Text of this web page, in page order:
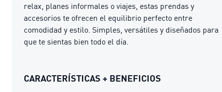
relax, planes informales o viajes, estas prendas y
accesorios te ofrecen el equilibrio perfecto entre
comodidad y estilo. Simples, versátiles y diseñados para
que te sientas bien todo el día.
CARACTERÍSTICAS + BENEFICIOS